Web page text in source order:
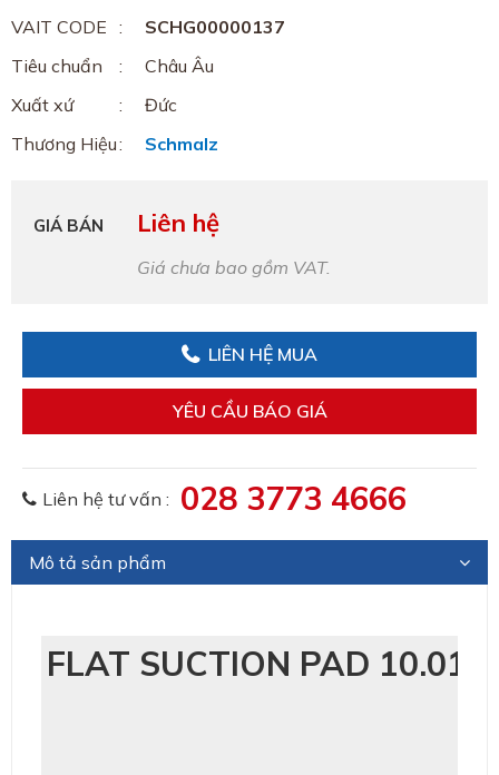
VAIT CODE
SCHG00000137
Tiêu chuẩn
Châu Âu
Xuất xứ
Đức
Thương Hiệu
Schmalz
GIÁ BÁN Liên hệ
Giá chưa bao gồm VAT.
LIÊN HỆ MUA
YÊU CẦU BÁO GIÁ
Liên hệ tư vấn : 028 3773 4666
Mô tả sản phẩm
FLAT SUCTION PAD